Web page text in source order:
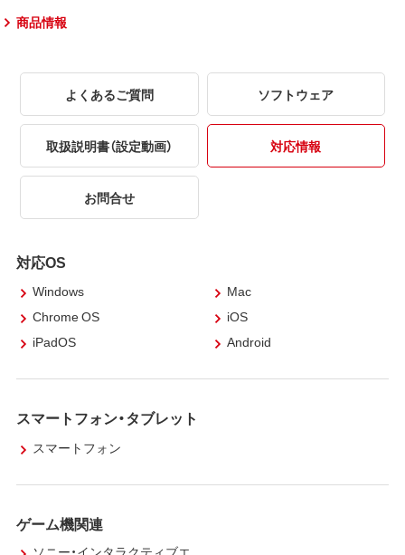
商品情報
よくあるご質問 ソフトウェア
取扱説明書（設定動画） 対応情報
お問合せ
対応OS
Windows
Mac
Chrome OS
iOS
iPadOS
Android
スマートフォン・タブレット
スマートフォン
ゲーム機関連
ソニー・インタラクティブエ